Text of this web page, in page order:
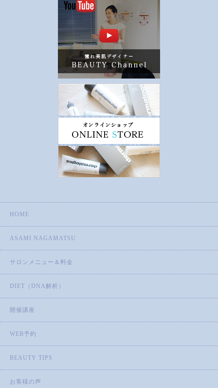
HOME
ASAMI NAGAMATSU
サロンメニュー＆料金
DIET（DNA解析）
開催講座
WEB予約
BEAUTY TIPS
お客様の声